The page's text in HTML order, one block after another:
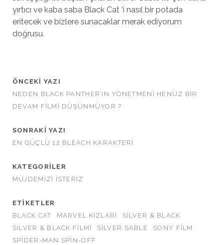
yırtıcı ve kaba saba Black Cat ‘i nasıl bir potada
eritecek ve bizlere sunacaklar merak ediyorum
doğrusu.
ÖNCEKI YAZI
NEDEN BLACK PANTHER’IN YÖNETMENI HENÜZ BIR
DEVAM FILMI DÜŞÜNMÜYOR ?
SONRAKI YAZI
EN GÜÇLÜ 12 BLEACH KARAKTERI
KATEGORILER
MÜJDEMIZI İSTERIZ
ETIKETLER
BLACK CAT
MARVEL KIZLARI
SILVER & BLACK
SILVER & BLACK FILMI
SILVER SABLE
SONY FILM
SPIDER-MAN SPIN-OFF